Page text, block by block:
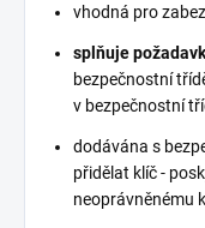
vhodná pro
splňuje
bezpečnostní
v bezpečnostní
dodávána s
přidělat klíč -
neoprávněnému